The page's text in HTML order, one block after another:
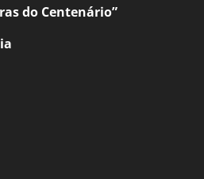
do Centenário”